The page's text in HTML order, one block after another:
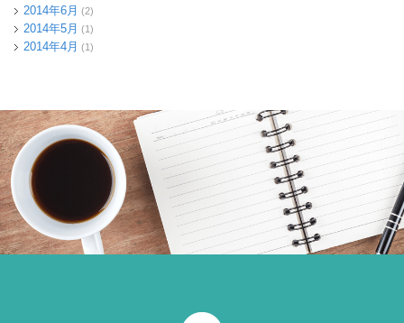
2014年6月 (2)
2014年5月 (1)
2014年4月 (1)